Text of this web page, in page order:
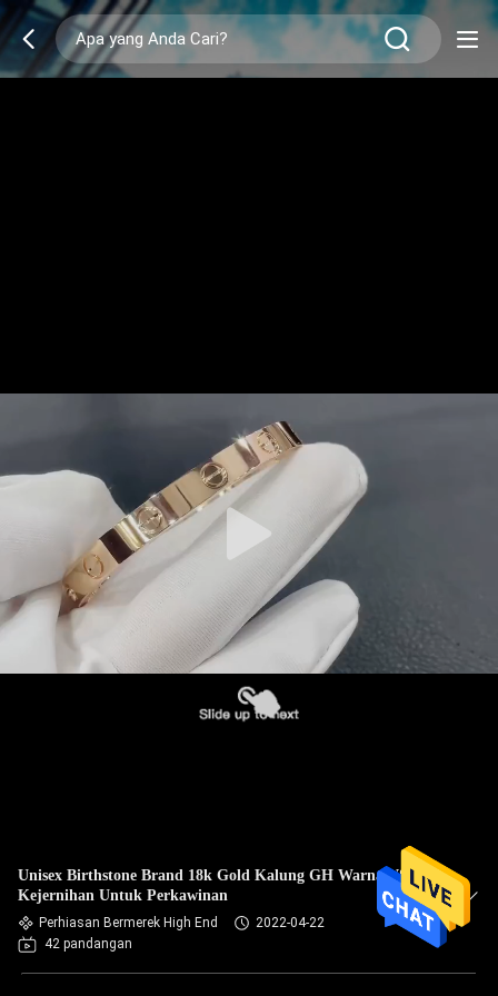
Unisex Birthstone Brand 18k Gold Kalung GH Warna VS SI
Kejernihan Untuk Perkawinan
Perhiasan Bermerek High End
2022-04-22
42 pandangan